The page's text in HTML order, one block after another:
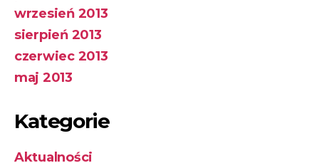
wrzesień 2013
sierpień 2013
czerwiec 2013
maj 2013
Kategorie
Aktualności